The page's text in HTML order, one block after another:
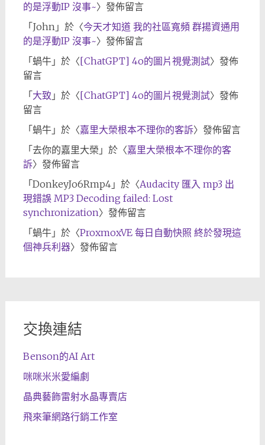
的是浮動IP 沒事~〉發佈留言
「 John」於〈今天才知道 我的社區寬頻 群揚資通用
的是浮動IP 沒事~〉發佈留言
「 蝸牛」於〈[ChatGPT] 4o的圖片視覺測試〉發佈
留言
「 大致 」於〈[ChatGPT] 4o的圖片視覺測試〉發佈
留言
「 蝸牛」於〈嘉里大榮根本不理你的客訴〉發佈留言
「 去你的嘉里大榮 」於〈嘉里大榮根本不理你的客
訴〉發佈留言
「 DonkeyJo6Rmp4」於〈Audacity 匯入 mp3 出
現錯誤 MP3 Decoding failed: Lost
synchronization〉發佈留言
「 蝸牛」於〈ProxmoxVE 每日自動快照 終於發現這
個神兵利器〉發佈留言
交換連結
Benson的AI Art
咪咪米米愛編劇
晶典藝飾雷射水晶專賣店
飛來筆網路行銷工作室